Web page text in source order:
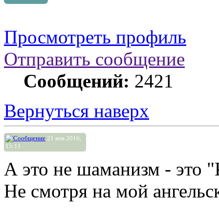
Просмотреть профиль
Отправить сообщение
Сообщений: 2421
Вернуться наверх
21 янв 2016,
15:11
А это не шаманизм - это
Не смотря на мой